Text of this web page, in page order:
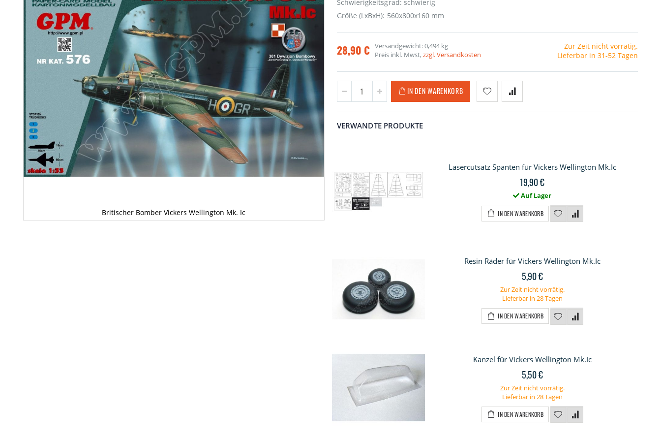
Britischer Bomber Vickers Wellington Mk. Ic
Schwierigkeitsgrad: schwierig
Größe (LxBxH): 560x800x160 mm
28,90 € Versandgewicht: 0,494 kg
Preis inkl. Mwst,zzgl. Versandkosten
Zur Zeit nicht vorrätig.
Lieferbar in 31-52 Tagen
IN DEN WARENKORB
VERWANDTE PRODUKTE
Lasercutsatz Spanten für Vickers Wellington Mk.Ic
19,90 €
Auf Lager
IN DEN WARENKORB
Resin Räder für Vickers Wellington Mk.Ic
5,90 €
Zur Zeit nicht vorrätig.
Lieferbar in 28 Tagen
IN DEN WARENKORB
Kanzel für Vickers Wellington Mk.Ic
5,50 €
Zur Zeit nicht vorrätig.
Lieferbar in 28 Tagen
IN DEN WARENKORB